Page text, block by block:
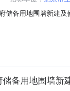
储备用地围墙新建
山新村等13宗政府
备用地围墙新